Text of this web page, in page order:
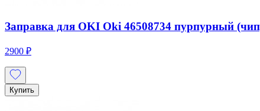
Заправка для OKI Oki 46508734 пурпурный
2900 ₽
Купить